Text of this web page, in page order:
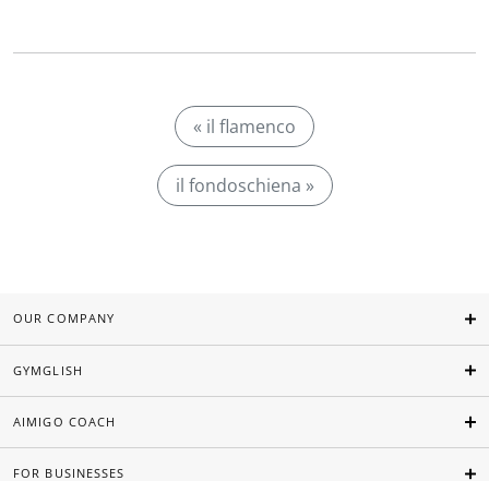
« il flamenco
il fondoschiena »
OUR COMPANY
GYMGLISH
AIMIGO COACH
FOR BUSINESSES